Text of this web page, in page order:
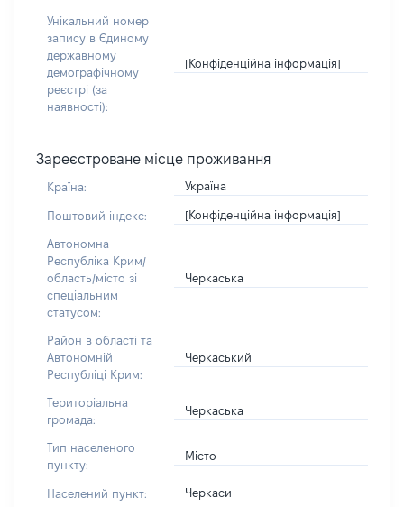
Унікальний номер
запису в Єдиному
державному
демографічному
реєстрі (за
наявності):
[Конфіденційна інформація]
Зареєстроване місце проживання
Країна: Україна
Поштовий індекс: [Конфіденційна інформація]
Автономна
Республіка Крим/
область/місто зі
спеціальним
статусом:
Черкаська
Район в області та
Автономній
Республіці Крим:
Черкаський
Територіальна
громада:
Черкаська
Тип населеного
пункту:
Місто
Населений пункт: Черкаси